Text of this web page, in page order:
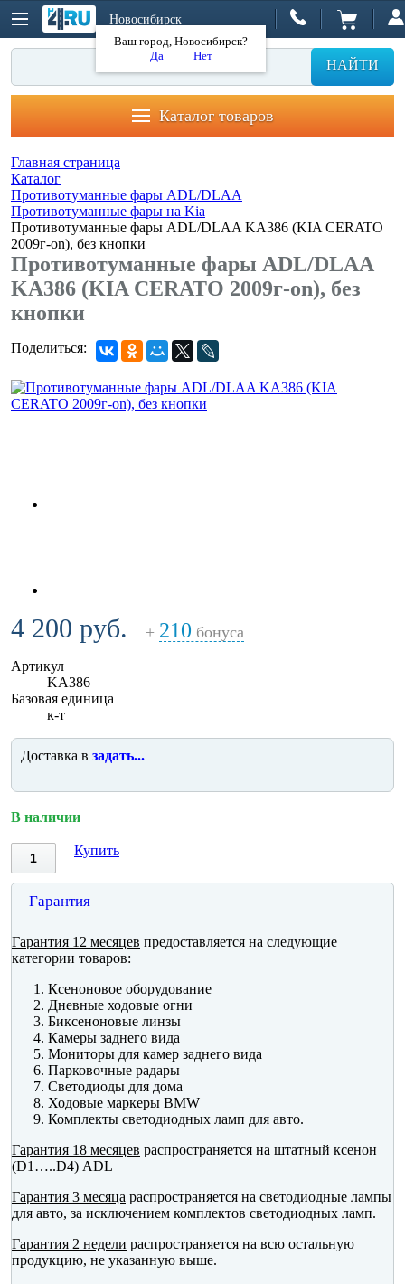
Новосибирск
Ваш город, Новосибирск?
Да
Нет
НАЙТИ
Каталог товаров
Главная страница
Каталог
Противотуманные фары ADL/DLAA
Противотуманные фары на Kia
Противотуманные фары ADL/DLAA KA386 (KIA CERATO
2009г-on), без кнопки
Противотуманные фары ADL/DLAA
KA386 (KIA CERATO 2009г-on), без
кнопки
Поделиться:
4 200 руб. + 210 бонуса
Артикул
KA386
Базовая единица
к-т
Доставка в задать...
В наличии
Купить
Гарантия
Гарантия 12 месяцев предоставляется на следующие
категории товаров:
Ксеноновое оборудование
Дневные ходовые огни
Биксеноновые линзы
Камеры заднего вида
Мониторы для камер заднего вида
Парковочные радары
Светодиоды для дома
Ходовые маркеры BMW
Комплекты светодиодных ламп для авто.
Гарантия 18 месяцев распространяется на штатный ксенон
(D1…..D4) ADL
Гарантия 3 месяца распространяется на светодиодные лампы
для авто, за исключением комплектов светодиодных ламп.
Гарантия 2 недели распространяется на всю остальную
продукцию, не указанную выше.